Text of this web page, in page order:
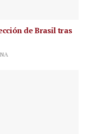
de Brasil tras